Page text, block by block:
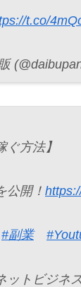
t.co/
ぐ方法】
公開！
#副業
トビジネ